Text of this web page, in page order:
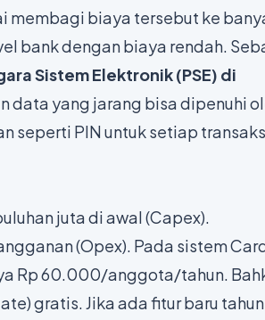
membagi biaya tersebut ke
bank dengan biaya rendah.
Sistem Elektronik (PSE) di
data yang jarang bisa dipenuhi
seperti PIN untuk setiap
juta di awal (Capex).
(Opex). Pada sistem
Rp 60.000/anggota/tahun.
) gratis. Jika ada fitur baru tahun